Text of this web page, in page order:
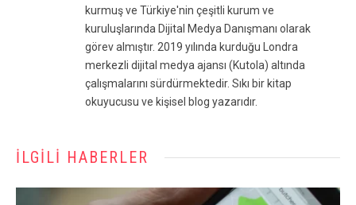
kurmuş ve Türkiye'nin çeşitli kurum ve
kuruluşlarında Dijital Medya Danışmanı olarak
görev almıştır. 2019 yılında kurduğu Londra
merkezli dijital medya ajansı (Kutola) altında
çalışmalarını sürdürmektedir. Sıkı bir kitap
okuyucusu ve kişisel blog yazarıdır.
İLGILI HABERLER